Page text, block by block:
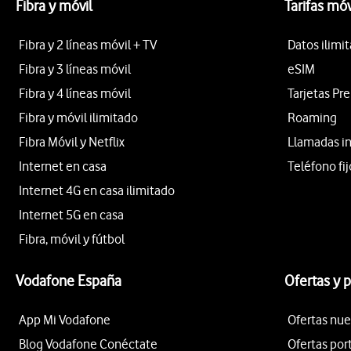
Fibra y móvil
Fibra y 2 líneas móvil + TV
Fibra y 3 líneas móvil
Fibra y 4 líneas móvil
Fibra y móvil ilimitado
Fibra Móvil y Netflix
Internet en casa
Internet 4G en casa ilimitado
Internet 5G en casa
Fibra, móvil y fútbol
Tarifas
Datos
eSIM
Tarjetas
Roaming
Llamadas
Teléfono
Vodafone España
App Mi Vodafone
Blog Vodafone Conéctate
Ofertas y
Ofertas
Ofertas